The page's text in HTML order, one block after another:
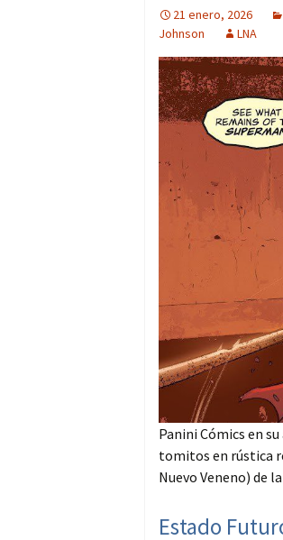
21 enero, 2026
Johnson
LNA
Panini Cómics en
tomitos en rústica
Nuevo Veneno) de
Estado